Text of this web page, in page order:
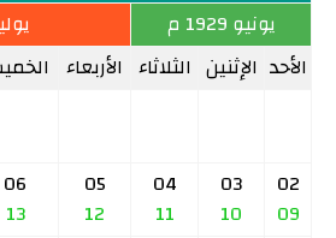
يونيو 1929 م
يوليو
الأحد الإثنين الثلاثاء الأربعاء
02
09
03
10
04
11
05
12
06
13